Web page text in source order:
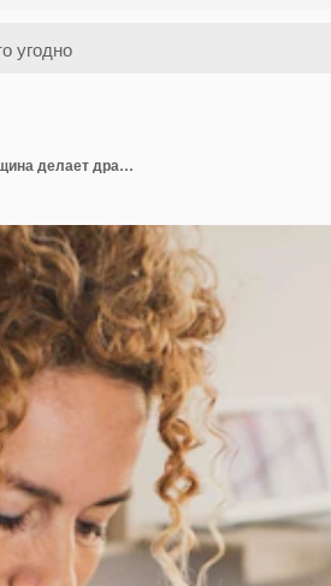
Альтернативная новая бизнес-работа на дому. Одна женщина делает драгоценности и аксессуары, используя разноцветные бусины и шнуры, и смотрит урок в онлайн-уроке. Планшет на столе. Креативные руки.